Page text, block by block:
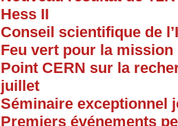
Hess II
Conseil scientifique de
Feu vert pour la
Point CERN sur la
juillet
Séminaire exceptionnel
Premiers événements